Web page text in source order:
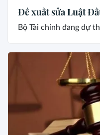
Đề xuất sửa Luật
Bộ Tài chính đang dự